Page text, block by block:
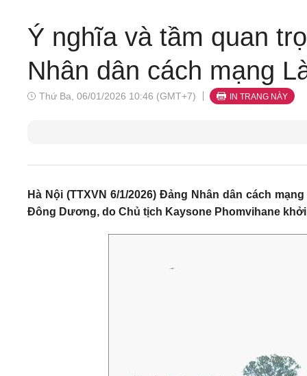
Ý nghĩa và tầm quan
Nhân dân cách mạng
Thứ Ba, 06/01/2026 10:46 (GMT+7) IN TRANG NÀY
Hà Nội (TTXVN 6/1/2026) Đảng Nhân dân cách
Đông Dương, do Chủ tịch Kaysone Phomvihane